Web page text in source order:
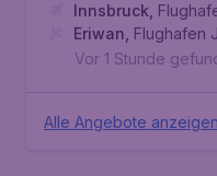
Innsbruck
Eriwan Flughafen
Vor 1 Stunde
Alle Angebote anzeigen